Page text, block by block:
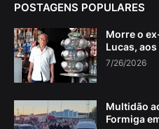
POSTAGENS POPULARES
Morre o
Lucas,
7/26/2026
Multidão
Formiga